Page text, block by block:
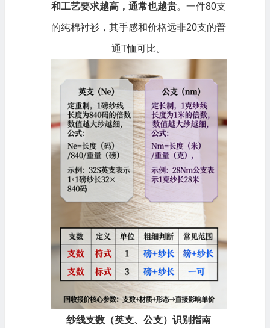
和工艺要求越高，通常也越贵。一件80支
的纯棉衬衫，其手感和价格远非20支的普
通T恤可比。
纱线支数（英支、公支）识别指南